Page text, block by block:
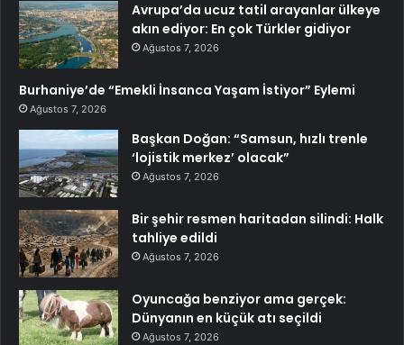
Avrupa’da ucuz tatil arayanlar ülkeye
akın ediyor: En çok Türkler gidiyor
Ağustos 7, 2026
Burhaniye’de “Emekli İnsanca Yaşam İstiyor” Eylemi
Ağustos 7, 2026
Başkan Doğan: “Samsun, hızlı trenle
‘lojistik merkez’ olacak”
Ağustos 7, 2026
Bir şehir resmen haritadan silindi: Halk
tahliye edildi
Ağustos 7, 2026
Oyuncağa benziyor ama gerçek:
Dünyanın en küçük atı seçildi
Ağustos 7, 2026